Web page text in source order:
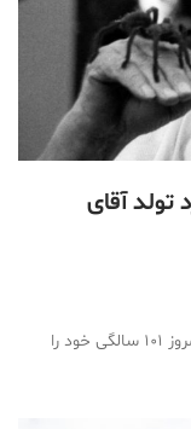
سالگرد تولد آقای
خالق نجاران جنگل اگر در بین‌مان حضور داشت، امروز ۱۰۱ سالگی خود را